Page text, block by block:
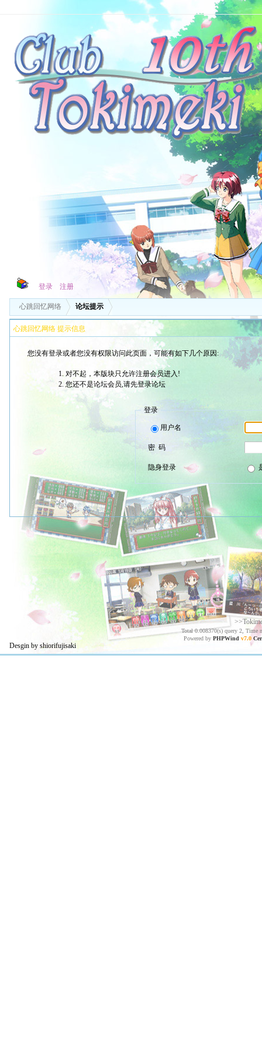
登录 注册
心跳回忆网络 论坛提示
心跳回忆网络 提示信息
您没有登录或者您没有权限访问此页面，可能有如下几个原因:
对不起，本版块只允许注册会员进入!
您还不是论坛会员,请先登录论坛
登录
用户名
密 码
隐身登录
Total 0.008370(s) query 2, Time
Powered by PHPWind v7.0
Desgin by shiorifujisaki